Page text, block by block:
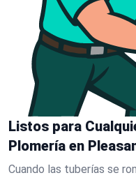
Listos para
Plomería en
Cuando las tuberías se